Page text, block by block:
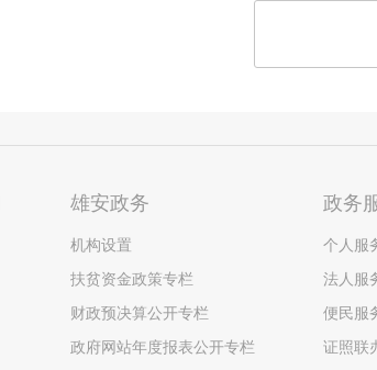
雄安政务
机构设置
扶贫资金政策专栏
财政预决算公开专栏
政府网站年度报表公开专栏
政务
个人服
法人服
便民服
证照联